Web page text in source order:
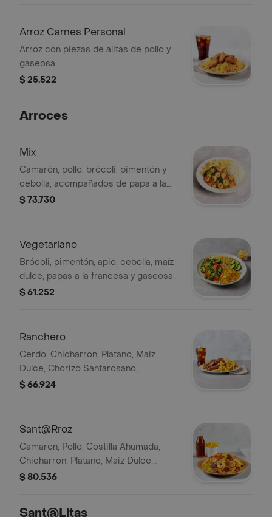
Arroz Carnes Personal
Arroz con piezas de alitas de pollo y
gaseosa.
$ 25.522
Arroces
Mix
Camarón, pollo, brócoli, pimentón y
cebolla, acompañados de papa a la
francesa y arroz. Incluye gaseosa.
$ 73.730
Vegetariano
Brócoli, pimentón, apio, cebolla, maíz
dulce, papas a la francesa y gaseosa.
$ 61.252
Ranchero
Cerdo, Chicharron, Platano, Maiz
Dulce, Chorizo Santarosano,
Salchicha Ranchera + Papa A La
$ 66.924
Sant@Rroz
Camaron, Pollo, Costilla Ahumada,
Chicharron, Platano, Maiz Dulce,
Chorizo Santarosano, Salchicha
$ 80.536
Sant@Litas